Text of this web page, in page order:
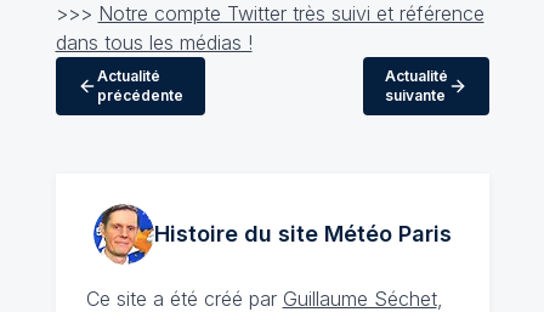
>>> Notre compte Twitter très suivi et référence
dans tous les médias !
Actualité
précédente
Actualité
suivante
Histoire du site MétéoParis
Ce site a été créé par Guillaume Séchet,